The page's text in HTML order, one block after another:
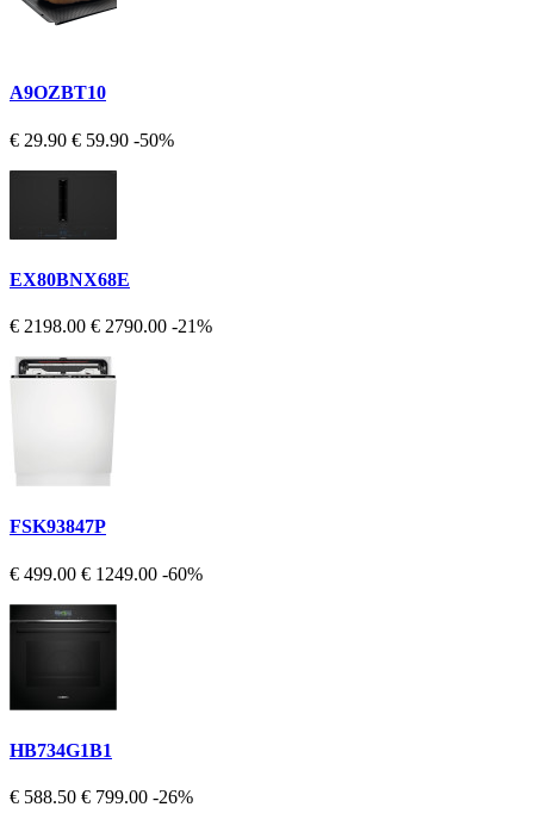
A9OZBT10
€ 29.90 € 59.90 -50%
EX80BNX68E
€ 2198.00 € 2790.00 -21%
FSK93847P
€ 499.00 € 1249.00 -60%
HB734G1B1
€ 588.50 € 799.00 -26%